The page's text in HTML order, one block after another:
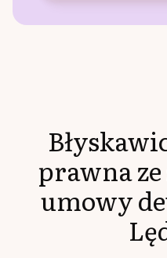
prawna
umowy